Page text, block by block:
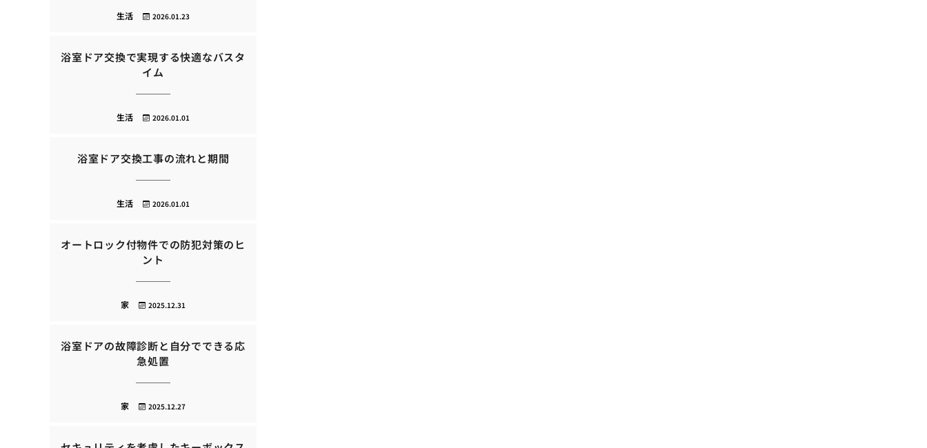
2026.01.23
生活
浴室ドア交換で実現する快適なバスタ
イム
2026.01.01
生活
浴室ドア交換工事の流れと期間
2026.01.01
生活
オートロック付物件での防犯対策のヒ
ント
2025.12.31
家
浴室ドアの故障診断と自分でできる応
急処置
2025.12.27
家